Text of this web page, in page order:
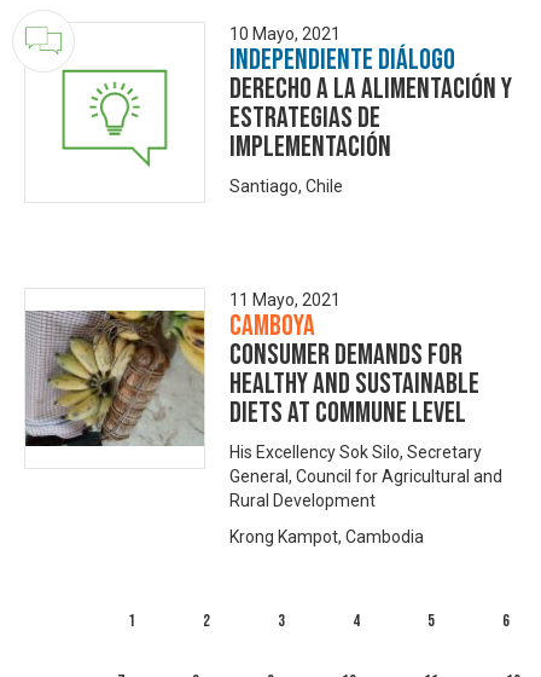
10 Mayo, 2021
Independiente Diálogo
Derecho a la Alimentación y
estrategias de
implementación
Santiago, Chile
11 Mayo, 2021
Camboya
Consumer demands for
healthy and sustainable
diets at commune level
His Excellency Sok Silo, Secretary
General, Council for Agricultural and
Rural Development
Krong Kampot, Cambodia
1 2 3 4 5 6